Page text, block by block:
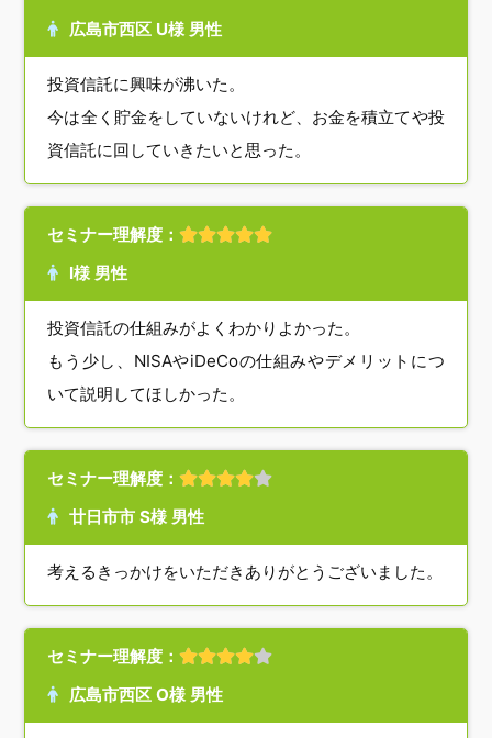
広島市西区 U様 男性
投資信託に興味が沸いた。
今は全く貯金をしていないけれど、お金を積立てや投
資信託に回していきたいと思った。
セミナー理解度：
I様 男性
投資信託の仕組みがよくわかりよかった。
もう少し、NISAやiDeCoの仕組みやデメリットにつ
いて説明してほしかった。
セミナー理解度：
廿日市市 S様 男性
考えるきっかけをいただきありがとうございました。
セミナー理解度：
広島市西区 O様 男性